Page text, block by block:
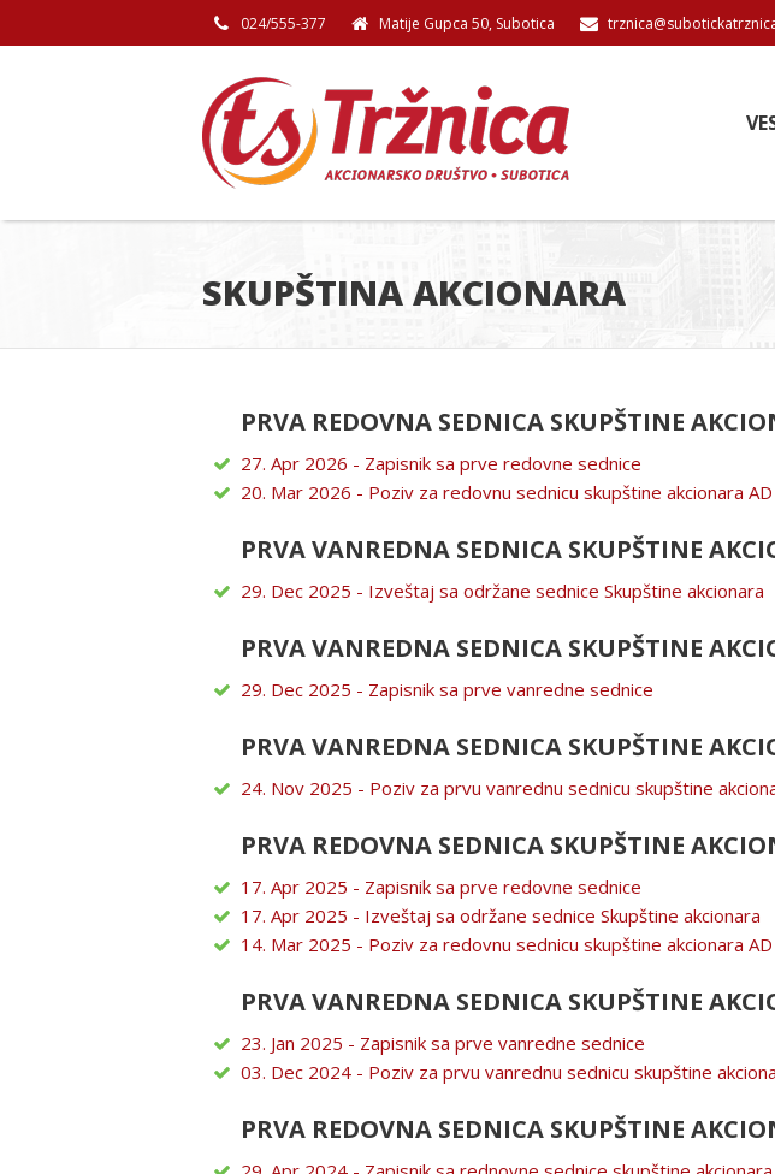
024/555-377 Matije Gupca 50, Subotica
SKUPŠTINA AKCIONARA
PRVA REDOVNA SEDNICA SKUPŠTINE
27. Apr 2026 - Zapisnik sa prve redovne sednice
20. Mar 2026 - Poziv za redovnu sednicu skupštine akcionara
PRVA VANREDNA SEDNICA SKUPŠTINE
29. Dec 2025 - Izveštaj sa održane sednice Skupštine akcionara
PRVA VANREDNA SEDNICA SKUPŠTINE
29. Dec 2025 - Zapisnik sa prve vanredne sednice
PRVA VANREDNA SEDNICA SKUPŠTINE
24. Nov 2025 - Poziv za prvu vanrednu sednicu skupštine
PRVA REDOVNA SEDNICA SKUPŠTINE
17. Apr 2025 - Zapisnik sa prve redovne sednice
17. Apr 2025 - Izveštaj sa održane sednice Skupštine akcionara
14. Mar 2025 - Poziv za redovnu sednicu skupštine akcionara
PRVA VANREDNA SEDNICA SKUPŠTINE
23. Jan 2025 - Zapisnik sa prve vanredne sednice
03. Dec 2024 - Poziv za prvu vanrednu sednicu skupštine
PRVA REDOVNA SEDNICA SKUPŠTINE